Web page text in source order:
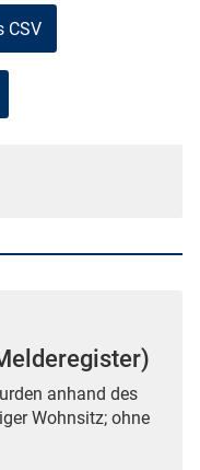
CSV
anhand des
Wohnsitz; ohne